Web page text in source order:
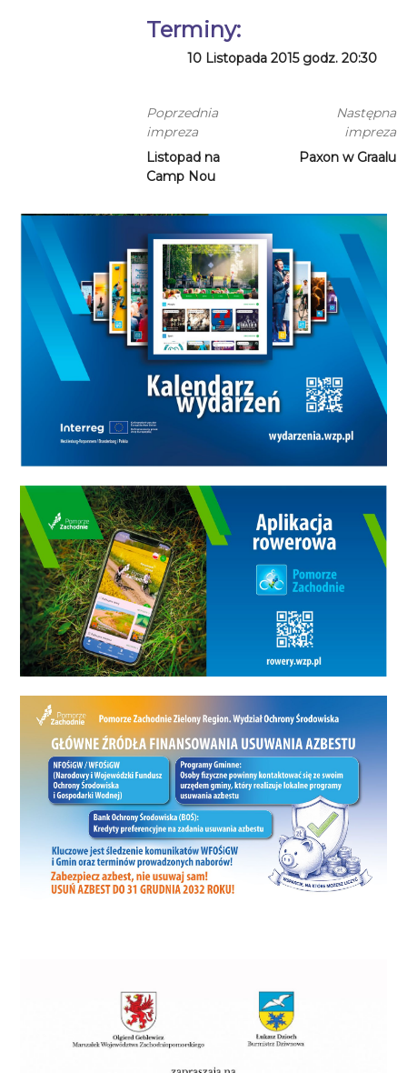
Terminy:
10 Listopada 2015 godz. 20:30
Poprzednia
impreza
Listopad na
Camp Nou
Następna
impreza
Paxon w Graalu